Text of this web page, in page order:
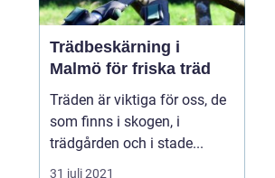
Trädbeskärning i
Malmö för friska träd
Träden är viktiga för oss, de
som finns i skogen, i
trädgården och i stade...
31 juli 2021